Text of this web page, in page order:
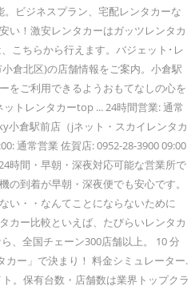
ビジネスプラン、宅配レンタカーな
い！激安レンタカーはガッツレンタカ
こちらから行えます。バジェット･レ
倉北区)の店舗情報をご案内。小倉駅
をご利用できるようおもてなしの心を
トレンタカーtop ... 24時間営業: 通常
小倉駅前店（jネット・スカイレンタカ
通常営業 佐賀店: 0952-28-3900 09:00
時間・早朝・深夜対応可能な営業所で
の到着が早朝・深夜便でも安心です。
い・・なんてことにならないために
カー比較といえば、たびらいレンタカ
、全国チェーン300店舗以上。 10 分
カー」で決まり！ 料金シミュレーター.
。保有台数・店舗数は業界トップクラ